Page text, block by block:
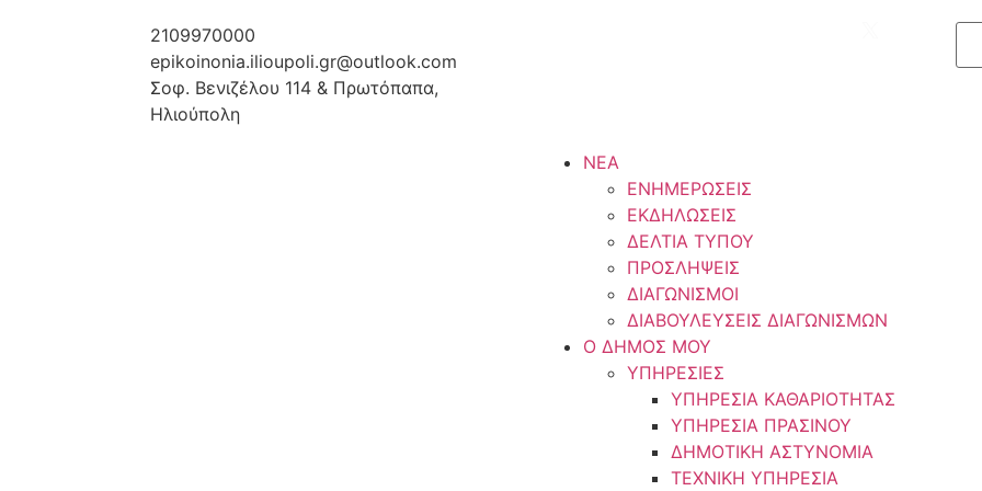
2109970000
epikoinonia.ilioupoli.gr@outlook.com
Σοφ. Βενιζέλου 114 & Πρωτόπαπα,
Ηλιούπολη
ΝΕΑ
ΕΝΗΜΕΡΩΣΕΙΣ
ΕΚΔΗΛΩΣΕΙΣ
ΔΕΛΤΙΑ ΤΥΠΟΥ
ΠΡΟΣΛΗΨΕΙΣ
ΔΙΑΓΩΝΙΣΜΟΙ
ΔΙΑΒΟΥΛΕΥΣΕΙΣ ΔΙΑΓΩΝΙΣΜΩΝ
Ο ΔΗΜΟΣ ΜΟΥ
ΥΠΗΡΕΣΙΕΣ
ΥΠΗΡΕΣΙΑ ΚΑΘΑΡΙΟΤΗΤΑΣ
ΥΠΗΡΕΣΙΑ ΠΡΑΣΙΝΟΥ
ΔΗΜΟΤΙΚΗ ΑΣΤΥΝΟΜΙΑ
ΤΕΧΝΙΚΗ ΥΠΗΡΕΣΙΑ